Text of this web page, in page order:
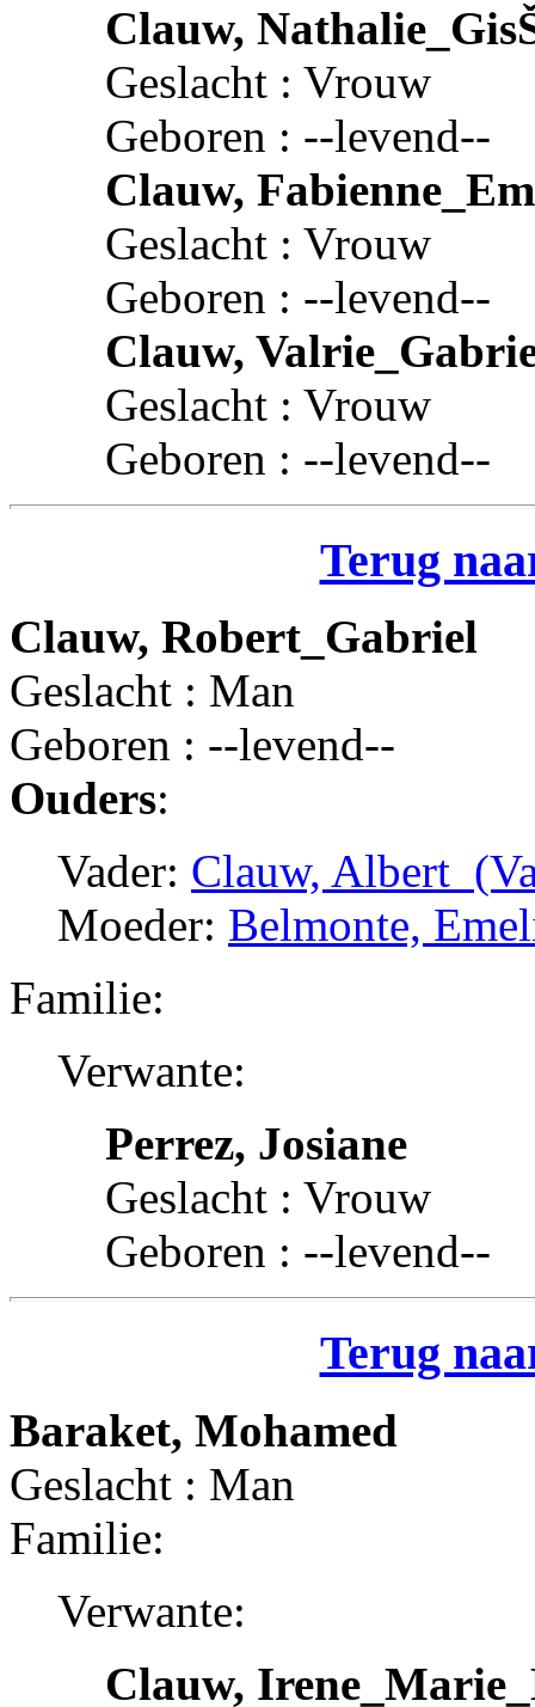
Clauw,
Geslacht : Vrouw
Geboren : --levend--
Clauw,
Geslacht : Vrouw
Geboren : --levend--
Clauw,
Geslacht : Vrouw
Geboren : --levend--
Terug
Clauw, Robert_Gabriel
Geslacht : Man
Geboren : --levend--
Ouders:
Vader: Clauw,
Moeder: Belmonte,
Familie:
Verwante:
Perrez, Josiane
Geslacht : Vrouw
Geboren : --levend--
Terug
Baraket, Mohamed
Geslacht : Man
Familie:
Verwante:
Clauw,